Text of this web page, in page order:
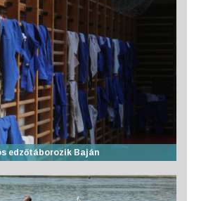
edzőtáborozik Baján